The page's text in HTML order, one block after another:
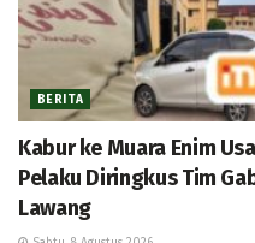
BERITA
Kabur ke Muara Enim
Pelaku Diringkus Tim
Lawang